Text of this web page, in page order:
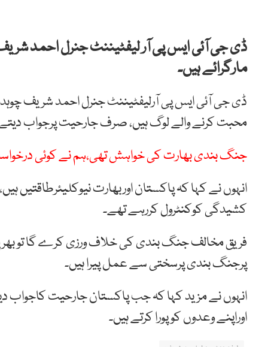
مارگرائے ہیں۔
ڈی جی آئی ایس پی آرلیفٹیننٹ جنرل احمد شریف
محبت کرنے والے لوگ ہیں، صرف جارحیت پرجواب
جنگ بندی بھارت کی خواہش تھی،ہم نے کوئی
انہوں نے کہا کہ پاکستان اوربھارت
کشیدگی کوکنٹرول کررہے تھے۔
فریق مخالف جنگ بندی کی خلاف ورزی کرے گا تو
پرجنگ بندی پرسختی سے عمل پیرا ہیں۔
انہوں نے مزید کہا کہ جب پاکستان جارحیت کاجواب
اوراپنے وعدوں کوپورا کرتے ہیں۔